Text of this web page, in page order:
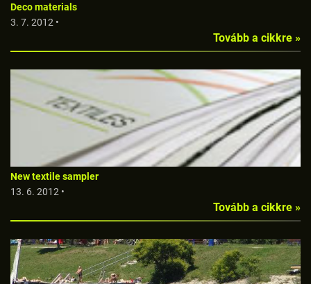
Deco materials
3. 7. 2012 •
Tovább a cikkre »
New textile sampler
13. 6. 2012 •
Tovább a cikkre »